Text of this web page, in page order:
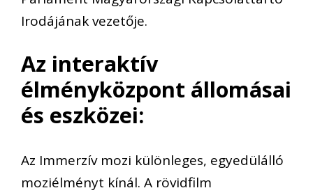
Irodájának vezetője.
Az interaktív
élményközpont állomásai
és eszközei:
Az Immerzív mozi különleges, egyedülálló
moziélményt kínál. A rövidfilm